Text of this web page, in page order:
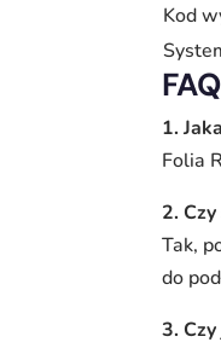
Kod
1.
Folia
2.
Tak,
do
3.